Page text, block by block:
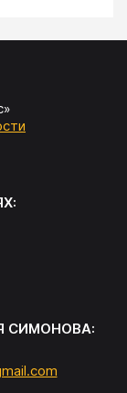
»
СИМОНОВА: